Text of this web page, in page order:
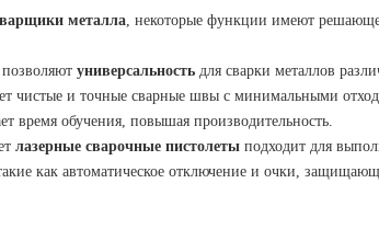
металла , некоторые функции имеют
универсальность для сварки металлов
чистые и точные сварные швы с минимальными
время обучения, повышая производительность.
лазерные сварочные пистолеты подходит для
как автоматическое отключение и очки,